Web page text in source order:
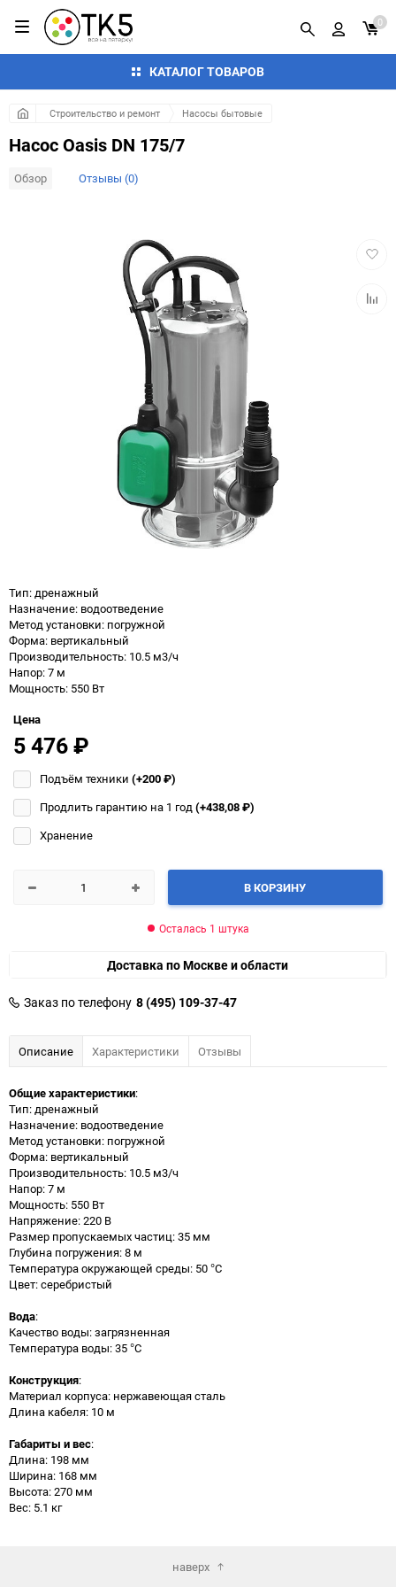
КАТАЛОГ ТОВАРОВ
0
Строительство и ремонт Насосы бытовые
Насос Oasis DN 175/7
Обзор Отзывы (0)
Тип: дренажный
Назначение: водоотведение
Метод установки: погружной
Форма: вертикальный
Производительность: 10.5 м3/ч
Напор: 7 м
Мощность: 550 Вт
Цена
5 476₽
Подъём техники (+200₽)
Продлить гарантию на 1 год(+438,08₽)
Хранение
В КОРЗИНУ
Осталась 1 штука
Доставка по Москве и области
Заказ по телефону 8 (495) 109-37-47
Описание Характеристики Отзывы
Общие характеристики:
Тип: дренажный
Назначение: водоотведение
Метод установки: погружной
Форма: вертикальный
Производительность: 10.5 м3/ч
Напор: 7 м
Мощность: 550 Вт
Напряжение: 220 В
Размер пропускаемых частиц: 35 мм
Глубина погружения: 8 м
Температура окружающей среды: 50 °C
Цвет: серебристый
Вода:
Качество воды: загрязненная
Температура воды: 35 °C
Конструкция:
Материал корпуса: нержавеющая сталь
Длина кабеля: 10 м
Габариты и вес:
Длина: 198 мм
Ширина: 168 мм
Высота: 270 мм
Вес: 5.1 кг
наверх